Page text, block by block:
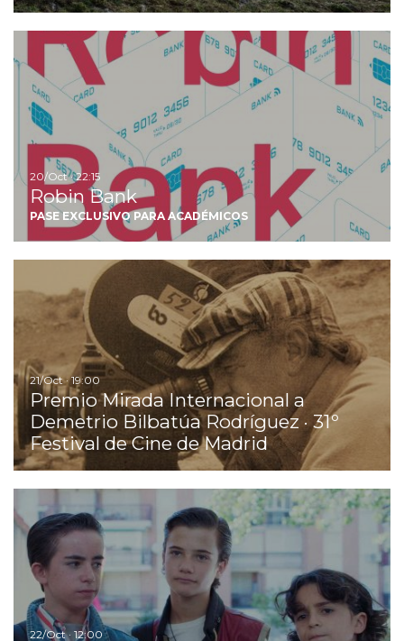
20/Oct · 22:15
Robin Bank
PASE EXCLUSIVO PARA ACADÉMICOS
21/Oct · 19:00
Premio Mirada Internacional a
Demetrio Bilbatúa Rodríguez · 31º
Festival de Cine de Madrid
22/Oct · 12:00